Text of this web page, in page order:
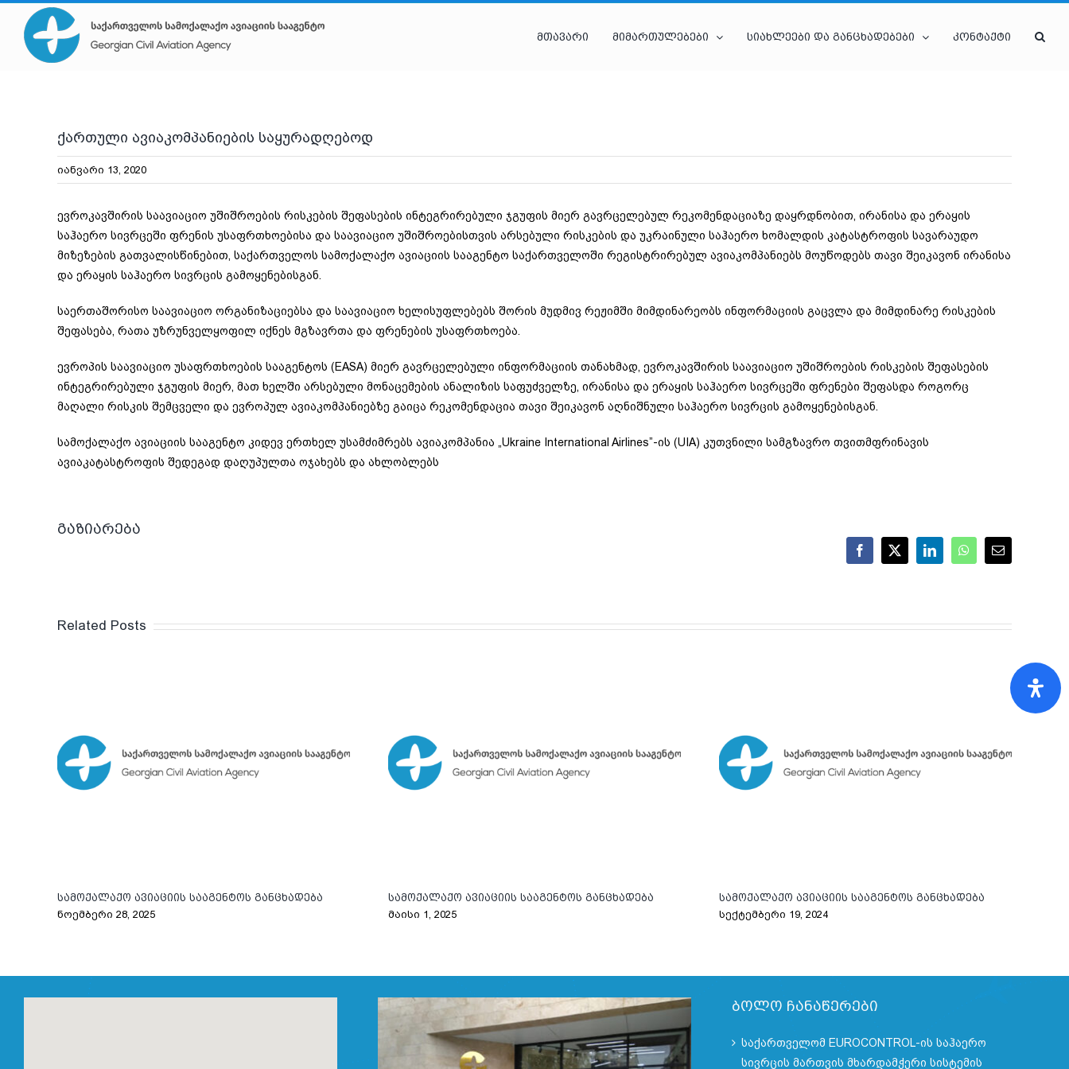
content
მთავარი მიმართულებები სიახლეები და განცხადებები კონტაქტი
ქართული ავიაკომპანიების საყურადღებოდ
იანვარი 13, 2020
ევროკავშირის საავიაციო უშიშროების რისკების შეფასების ინტეგრირებული ჯგუფის მიერ გავრცელებულ რეკომენდაციაზე დაყრდნობით, ირანისა და ერაყის
საჰაერო სივრცეში ფრენის უსაფრთხოებისა და საავიაციო უშიშროებისთვის არსებული რისკების და უკრაინული საჰაერო ხომალდის კატასტროფის სავარაუდო
მიზეზების გათვალისწინებით, საქართველოს სამოქალაქო ავიაციის სააგენტო საქართველოში რეგისტრირებულ ავიაკომპანიებს მოუწოდებს თავი შეიკავონ ირანისა
და ერაყის საჰაერო სივრცის გამოყენებისგან.
საერთაშორისო საავიაციო ორგანიზაციებსა და საავიაციო ხელისუფლებებს შორის მუდმივ რეჟიმში მიმდინარეობს ინფორმაციის გაცვლა და მიმდინარე რისკების
შეფასება, რათა უზრუნველყოფილ იქნეს მგზავრთა და ფრენების უსაფრთხოება.
ევროპის საავიაციო უსაფრთხოების სააგენტოს (EASA) მიერ გავრცელებული ინფორმაციის თანახმად, ევროკავშირის საავიაციო უშიშროების რისკების შეფასების
ინტეგრირებული ჯგუფის მიერ, მათ ხელში არსებული მონაცემების ანალიზის საფუძველზე, ირანისა და ერაყის საჰაერო სივრცეში ფრენები შეფასდა როგორც
მაღალი რისკის შემცველი და ევროპულ ავიაკომპანიებზე გაიცა რეკომენდაცია თავი შეიკავონ აღნიშნული საჰაერო სივრცის გამოყენებისგან.
სამოქალაქო ავიაციის სააგენტო კიდევ ერთხელ უსამძიმრებს ავიაკომპანია „Ukraine International Airlines”-ის (UIA) კუთვნილი სამგზავრო თვითმფრინავის
ავიაკატასტროფის შედეგად დაღუპულთა ოჯახებს და ახლობლებს
გაზიარება
Facebook
X LinkedInWhatsApp
Email
Related Posts
სამოქალაქო ავიაციის სააგენტოს განცხადება
ნოემბერი 28, 2025
სამოქალაქო ავიაციის სააგენტოს განცხადება
მაისი 1, 2025
სამოქალაქო ავიაციის სააგენტოს განცხადება
სექტემბერი 19, 2024
ბოლო ჩანაწერები
საქართველომ EUROCONTROL-ის საჰაერო
სივრცის მართვის მხარდამჭერი სისტემის